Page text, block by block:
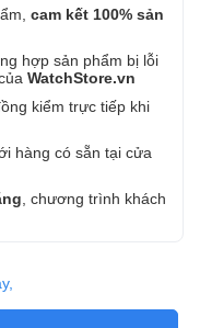
cam kết 100% sản
hợp sản phẩm bị lỗi
WatchStore.vn
kiểm trực tiếp khi
hàng có sẵn tại cửa
, chương trình khách